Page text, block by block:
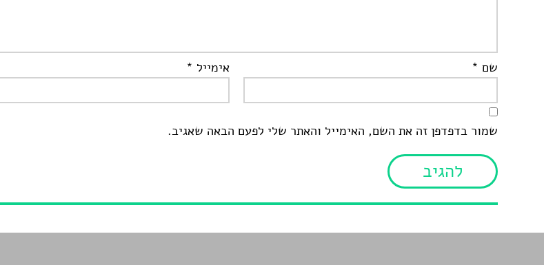
שם * אימייל *
שמור בדפדפן זה את השם, האימייל והאתר שלי לפעם הבאה שאגיב.